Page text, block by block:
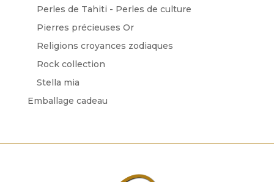
Perles de Tahiti - Perles de culture
Pierres précieuses Or
Religions croyances zodiaques
Rock collection
Stella mia
Emballage cadeau